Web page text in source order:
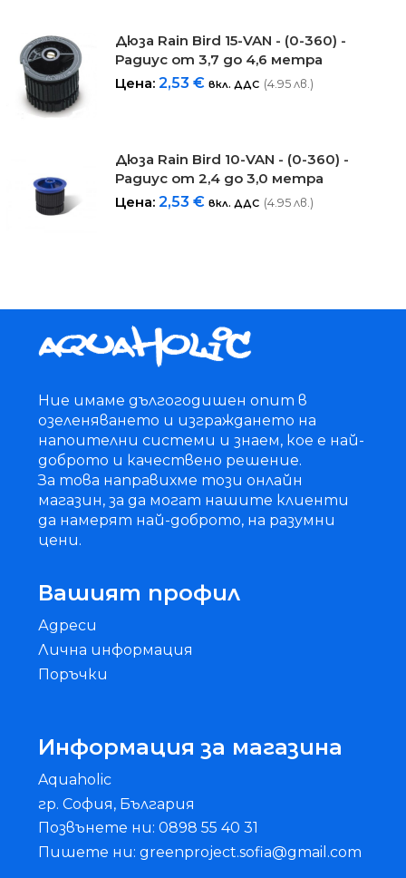
Дюза Rain Bird 15-VAN - (0-360) -
Радиус от 3,7 до 4,6 метра
Цена:2,53€ вкл. ДДС (4.95 лв.)
Дюза Rain Bird 10-VAN - (0-360) -
Радиус от 2,4 до 3,0 метра
Цена:2,53€ вкл. ДДС (4.95 лв.)
Ние имаме дългогодишен опит в
озеленяването и изграждането на
напоителни системи и знаем, кое е най-
доброто и качествено решение.
За това направихме този онлайн
магазин, за да могат нашите клиенти
да намерят най-доброто, на разумни
цени.
Вашият профил
Адреси
Лична информация
Поръчки
Информация за магазина
Aquaholic
гр. София, България
Позвънете ни: 0898 55 40 31
Пишете ни: greenproject.sofia@gmail.com